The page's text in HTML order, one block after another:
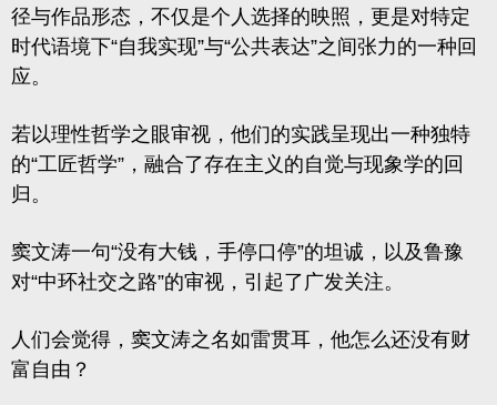
径与作品形态，不仅是个人选择的映照，更是对特定
时代语境下“自我实现”与“公共表达”之间张力的一种回
应。
若以理性哲学之眼审视，他们的实践呈现出一种独特
的“工匠哲学” ，融合了存在主义的自觉与现象学的回
归。
窦文涛一句“没有大钱，手停口停”的坦诚，以及鲁豫
对“中环社交之路”的审视，引起了广发关注。
人们会觉得，窦文涛之名如雷贯耳，他怎么还没有财
富自由？